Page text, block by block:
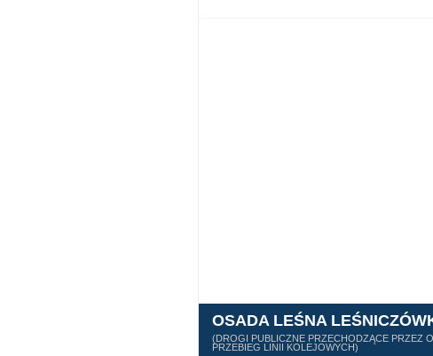
OSADA LEŚNA
(DROGI PUBLICZNE PRZECHODZĄCE PRZEZ
PRZEBIEG LINII KOLEJOWYCH)